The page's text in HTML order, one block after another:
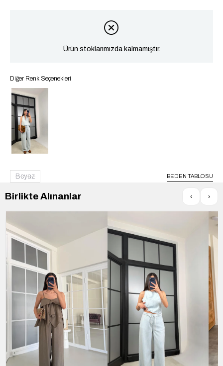
Ürün stoklarımızda kalmamıştır.
Diğer Renk Seçenekleri
Beyaz BEDEN TABLOSU
Birlikte Alınanlar ‹ ›